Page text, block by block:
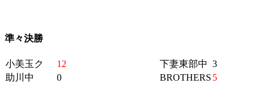
準々決勝
小美玉ク 12 下妻東部中 3
助川中
0 BROTHERS 5